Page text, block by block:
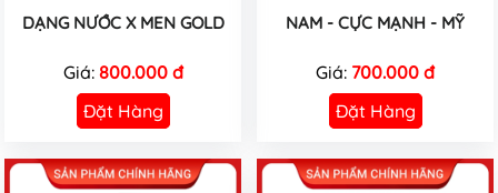
DẠNG NƯỚC X MEN GOLD
Giá: 800.000 đ
Đặt Hàng
NAM - CỰC MẠNH - MỸ
Giá: 700.000 đ
Đặt Hàng